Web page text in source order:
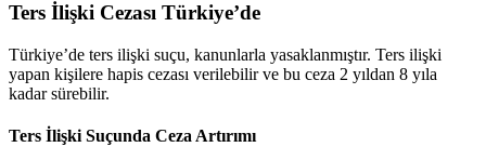
Ters İlişki Cezası Türkiye’de
Türkiye’de ters ilişki suçu, kanunlarla yasaklanmıştır. Ters ilişki
yapan kişilere hapis cezası verilebilir ve bu ceza 2 yıldan 8 yıla
kadar sürebilir.
Ters İlişki Suçunda Ceza Artırımı